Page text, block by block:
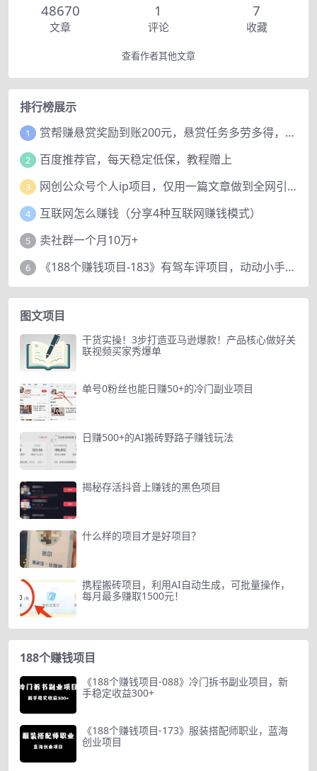
48670
文章
1
评论
7
收藏
查看作者其他文章
排行榜展示
1 赏帮赚悬赏奖励到账200元，悬赏任务多劳多得，人人可做。
2 百度推荐官，每天稳定低保，教程赠上
3 网创公众号个人ip项目，仅用一篇文章做到全网引流！
4 互联网怎么赚钱（分享4种互联网赚钱模式）
5 卖社群一个月10万+
6 《188个赚钱项目-183》有驾车评项目，动动小手，复制粘贴赚44元！
图文项目
干货实操！3步打造亚马逊爆款！产品核心做好关
联视频买家秀爆单
单号0粉丝也能日赚50+的冷门副业项目
日赚500+的AI搬砖野路子赚钱玩法
揭秘存活抖音上赚钱的黑色项目
什么样的项目才是好项目？
携程搬砖项目，利用AI自动生成，可批量操作，
每月最多赚取1500元！
188个赚钱项目
《188个赚钱项目-088》冷门拆书副业项目，新
手稳定收益300+
《188个赚钱项目-173》服装搭配师职业，蓝海
创业项目